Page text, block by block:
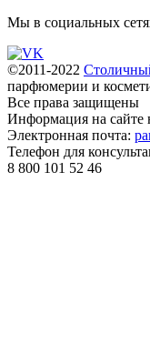
Мы в социальных
©2011-2022
парфюмерии и
Все права защищены
Информация на сайте
Электронная почта:
Телефон для
8 800 101 52 46